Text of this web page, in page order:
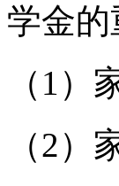
学金
（1
（2